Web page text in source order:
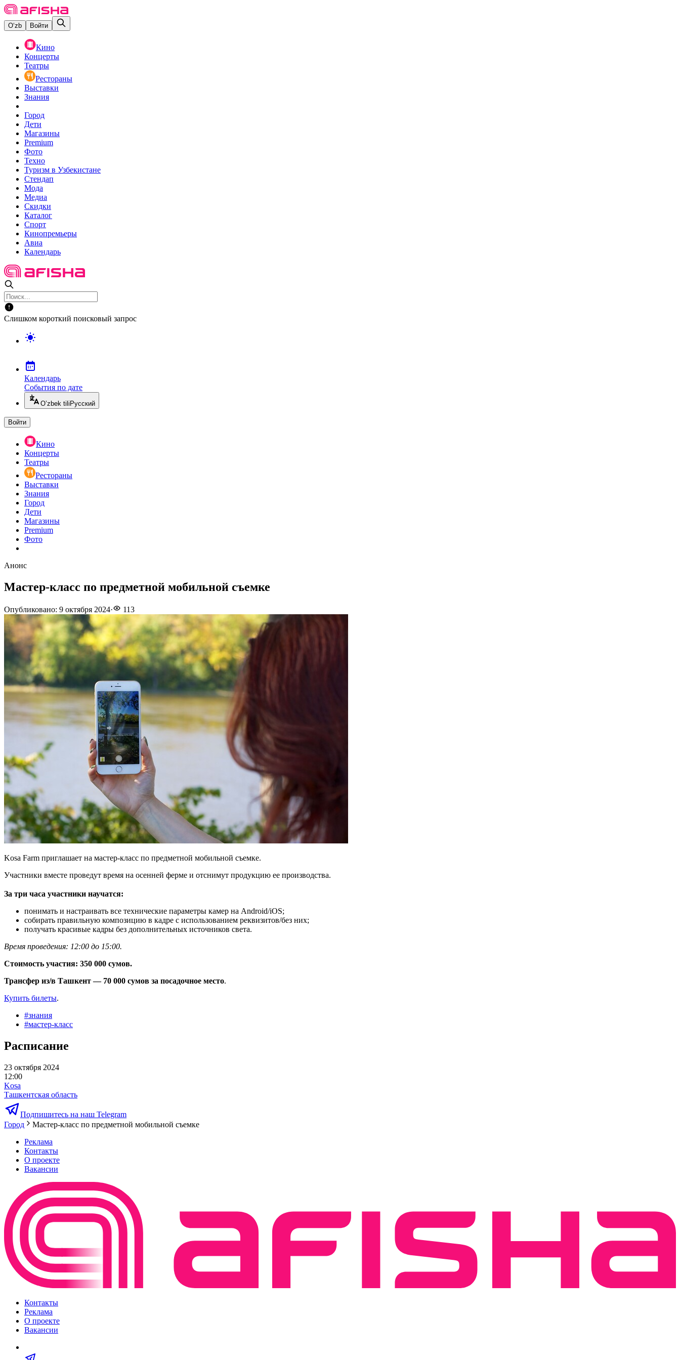
O‘zb Войти
Кино
Концерты
Театры
Рестораны
Выставки
Знания
Город
Дети
Магазины
Premium
Фото
Техно
Туризм в Узбекистане
Стендап
Мода
Медиа
Скидки
Каталог
Спорт
Кинопремьеры
Авиа
Календарь
Слишком короткий поисковый запрос
Календарь
События по дате
O’zbek tili Русский
Войти
Кино
Концерты
Театры
Рестораны
Выставки
Знания
Город
Дети
Магазины
Premium
Фото
Анонс
Мастер-класс по предметной мобильной съемке
Опубликовано: 9 октября 2024· 113
Kosa Farm приглашает на мастер-класс по предметной мобильной съемке.
Участники вместе проведут время на осенней ферме и отснимут продукцию ее производства.
За три часа участники научатся:
понимать и настраивать все технические параметры камер на Android/iOS;
собирать правильную композицию в кадре с использованием реквизитов/без них;
получать красивые кадры без дополнительных источников света.
Время проведения: 12:00 до 15:00.
Стоимость участия: 350 000 сумов.
Трансфер из/в Ташкент — 70 000 сумов за посадочное место.
Купить билеты.
#знания
#мастер-класс
Расписание
23 октября 2024
12:00
Kosa
Ташкентская область
Подпишитесь на наш Telegram
Город
Мастер-класс по предметной мобильной съемке
Реклама
Контакты
О проекте
Вакансии
Контакты
Реклама
О проекте
Вакансии